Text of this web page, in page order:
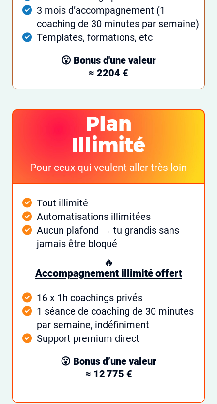
3 mois d’accompagnement (1
coaching de 30 minutes par semaine)
Templates, formations, etc
😮 Bonus d'une valeur
≈ 2204 €
Plan
Illimité
Pour ceux qui veulent aller très loin
Tout illimité
Automatisations illimitées
Aucun plafond → tu grandis sans
jamais être bloqué
🔥
Accompagnement illimité offert
16 x 1h coachings privés
1 séance de coaching de 30 minutes
par semaine, indéfiniment
Support premium direct
😮 Bonus d’une valeur
≈ 12 775 €